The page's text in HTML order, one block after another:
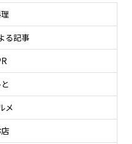
る記事
メ